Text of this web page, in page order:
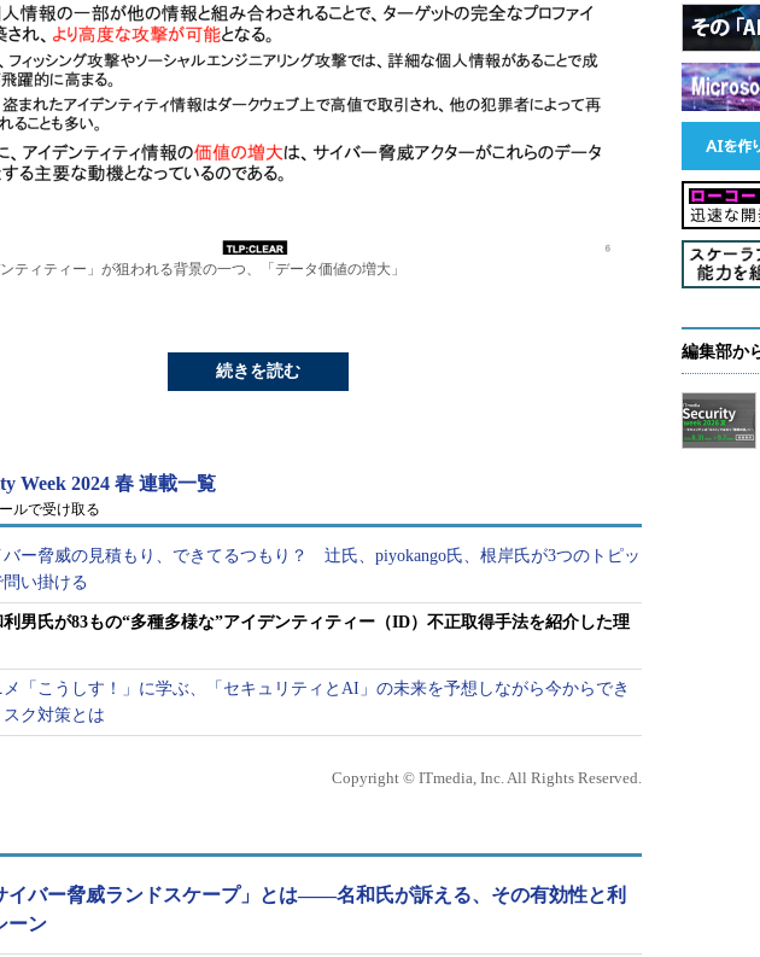
ティティー」が狙われる背景の一つ、「データ価値の増大」
続きを読む
Week 2024 春 連載一覧
ルで受け取る
バー脅威の見積もり、できてるつもり？ 辻氏、piyokango氏、根岸氏が3つのトピッ
問い掛ける
利男氏が83もの“多種多様な”アイデンティティー（ID）不正取得手法を紹介した理
メ「こうしす！」に学ぶ、「セキュリティとAI」の未来を予想しながら今からでき
スク対策とは
Copyright © ITmedia, Inc. All Rights Reserved.
イバー脅威ランドスケープ」とは――名和氏が訴える、その有効性と利
ーン
編集部か